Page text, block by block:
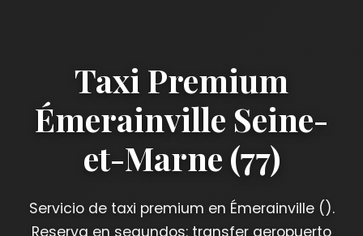
Taxi Premium
Émerainville Seine-
et-Marne (77)
Servicio de taxi premium en Émerainville ().
Reserva en segundos: transfer aeropuerto